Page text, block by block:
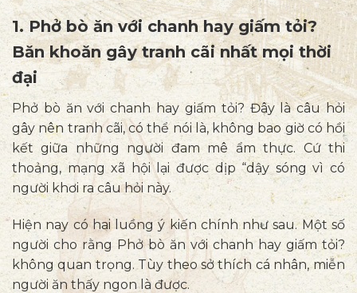
điệu của người
“sành”
1. Phở bò ăn với chanh hay giấm tỏi?
Băn khoăn gây tranh cãi nhất mọi thời
đại
Phở bò ăn với chanh hay giấm tỏi? Đây là câu hỏi
gây nên tranh cãi, có thể nói là, không bao giờ có hồi
kết giữa những người đam mê ẩm thực. Cứ thi
thoảng, mạng xã hội lại được dịp “dậy sóng vì có
người khơi ra câu hỏi này.
Hiện nay có hai luồng ý kiến chính như sau. Một số
người cho rằng Phở bò ăn với chanh hay giấm tỏi?
không quan trọng. Tùy theo sở thích cá nhân, miễn
người ăn thấy ngon là được.